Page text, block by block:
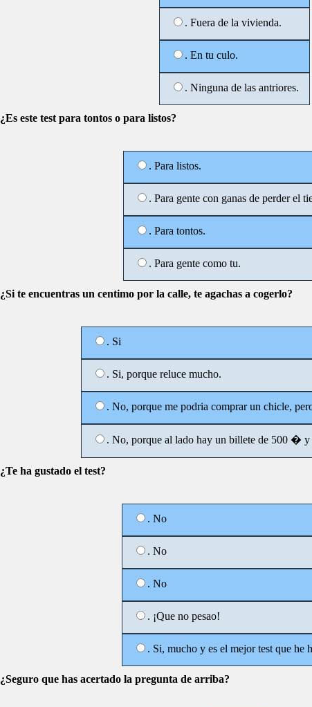
. Fuera de la vivienda.
. En tu culo.
. Ninguna de las antriores.
¿Es este test para tontos o para listos?
. Para listos.
. Para gente con ganas de perder el
. Para tontos.
. Para gente como tu.
¿Si te encuentras un centimo por la calle, te agachas a cogerlo?
. Si
. Si, porque reluce mucho.
. No, porque me podria comprar un chicle,
. No, porque al lado hay un billete de 500 � y
¿Te ha gustado el test?
. No
. No
. No
. ¡Que no pesao!
. Si, mucho y es el mejor test que he
¿Seguro que has acertado la pregunta de arriba?